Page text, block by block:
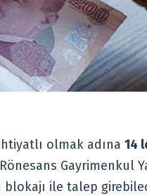
olmak adına 14
Gayrimenkul
blokajı ile talep